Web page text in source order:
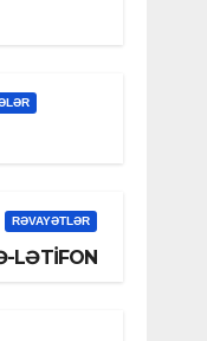
RƏVAYƏTLƏR
LƏTİFON